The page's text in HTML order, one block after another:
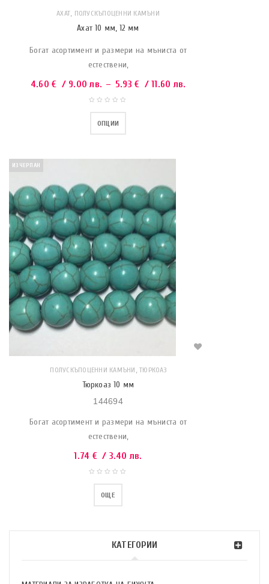
КАТЕГОРИИ
АХАТ, ПОЛУСКЪПОЦЕННИ КАМЪНИ
Ахат 10 мм, 12 мм
Богат асортимент и размери на мъниста от
естествени,
4.60 € / 9.00 лв. – 5.93 € / 11.60 лв.
ОПЦИИ
ИЗЧЕРПАН
ПОЛУСКЪПОЦЕННИ КАМЪНИ , ТЮРКОАЗ
Тюркоаз 10 мм
144694
Богат асортимент и размери на мъниста от
естествени,
1.74 € / 3.40 лв.
ОЩЕ